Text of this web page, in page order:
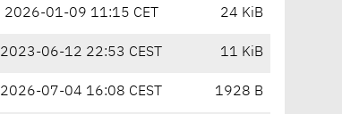
2026-01-09 11:15 CET 24 KiB
2023-06-12 22:53 CEST 11 KiB
2026-07-04 16:08 CEST 1928 B